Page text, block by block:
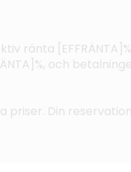
ränta
och
priser. Din